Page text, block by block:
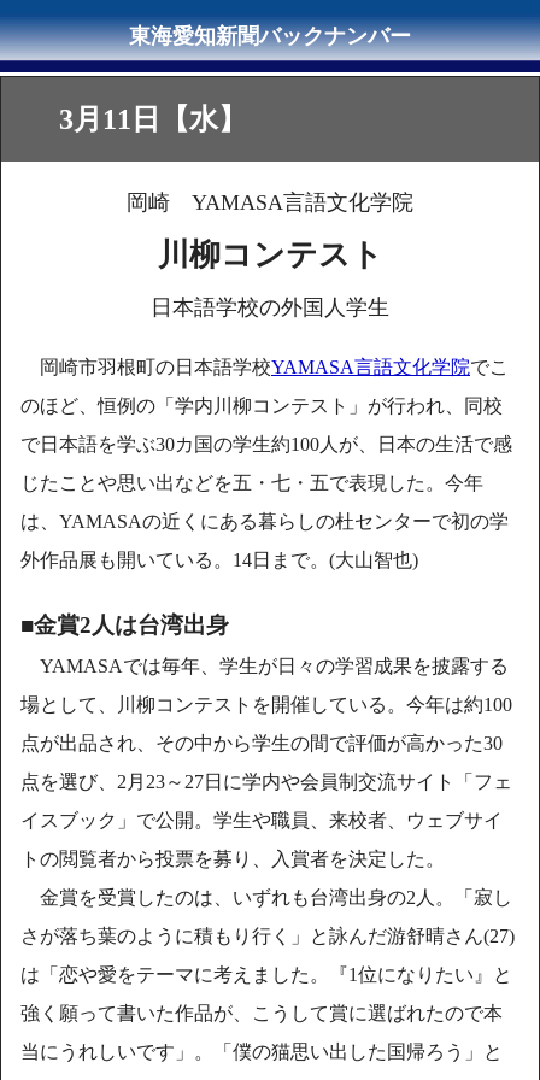
3月11日【水】
岡崎 YAMASA言語文化学院
川柳コンテスト
日本語学校の外国人学生
岡崎市羽根町の日本語学校YAMASA言語文化学院でこ
のほど、恒例の「学内川柳コンテスト」が行われ、同校
で日本語を学ぶ30カ国の学生約100人が、日本の生活で感
じたことや思い出などを五・七・五で表現した。今年
は、YAMASAの近くにある暮らしの杜センターで初の学
外作品展も開いている。14日まで。(大山智也)
■金賞2人は台湾出身
YAMASAでは毎年、学生が日々の学習成果を披露する
場として、川柳コンテストを開催している。今年は約100
点が出品され、その中から学生の間で評価が高かった30
点を選び、2月23～27日に学内や会員制交流サイト「フェ
イスブック」で公開。学生や職員、来校者、ウェブサイ
トの閲覧者から投票を募り、入賞者を決定した。
金賞を受賞したのは、いずれも台湾出身の2人。「寂し
さが落ち葉のように積もり行く」と詠んだ游舒晴さん(27)
は「恋や愛をテーマに考えました。『1位になりたい』と
強く願って書いた作品が、こうして賞に選ばれたので本
当にうれしいです」。「僕の猫思い出した国帰ろう」と